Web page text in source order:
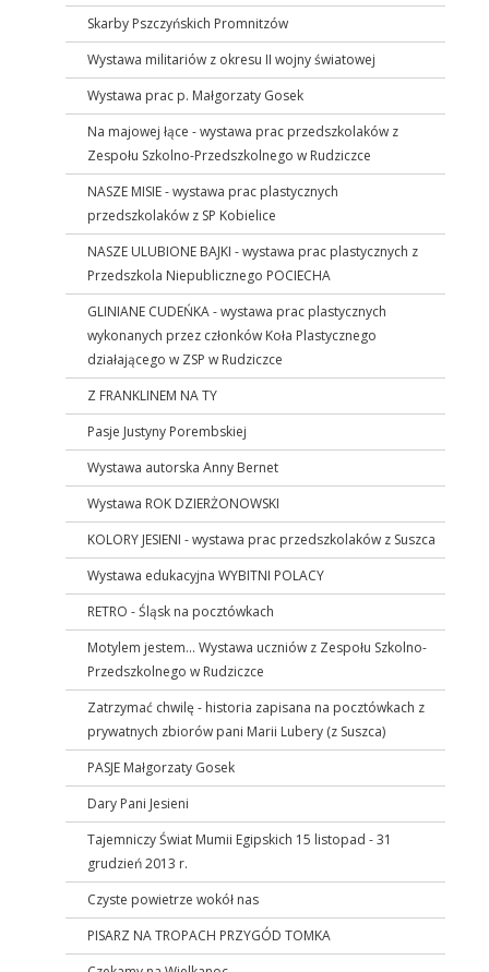
Skarby Pszczyńskich Promnitzów
Wystawa militariów z okresu II wojny światowej
Wystawa prac p. Małgorzaty Gosek
Na majowej łące - wystawa prac przedszkolaków z
Zespołu Szkolno-Przedszkolnego w Rudziczce
NASZE MISIE - wystawa prac plastycznych
przedszkolaków z SP Kobielice
NASZE ULUBIONE BAJKI - wystawa prac plastycznych z
Przedszkola Niepublicznego POCIECHA
GLINIANE CUDEŃKA - wystawa prac plastycznych
wykonanych przez członków Koła Plastycznego
działającego w ZSP w Rudziczce
Z FRANKLINEM NA TY
Pasje Justyny Porembskiej
Wystawa autorska Anny Bernet
Wystawa ROK DZIERŻONOWSKI
KOLORY JESIENI - wystawa prac przedszkolaków z Suszca
Wystawa edukacyjna WYBITNI POLACY
RETRO - Śląsk na pocztówkach
Motylem jestem... Wystawa uczniów z Zespołu Szkolno-
Przedszkolnego w Rudziczce
Zatrzymać chwilę - historia zapisana na pocztówkach z
prywatnych zbiorów pani Marii Lubery (z Suszca)
PASJE Małgorzaty Gosek
Dary Pani Jesieni
Tajemniczy Świat Mumii Egipskich 15 listopad - 31
grudzień 2013 r.
Czyste powietrze wokół nas
PISARZ NA TROPACH PRZYGÓD TOMKA